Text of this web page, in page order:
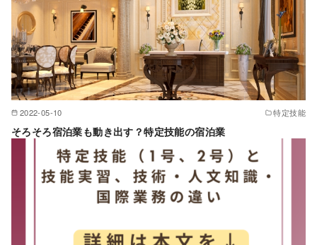
2022-05-10 特定技能
そろそろ宿泊業も動き出す？特定技能の宿泊業